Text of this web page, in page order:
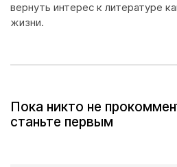
вернуть интерес к литературе
жизни.
Пока никто не
станьте первым